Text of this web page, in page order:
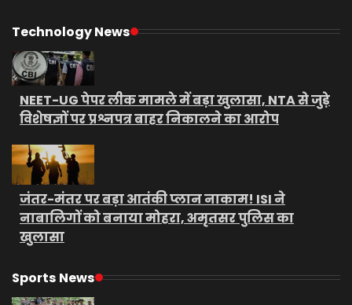
Technology News
NEET-UG पेपर लीक मामले में बड़ा खुलासा, NTA से जुड़े
विशेषज्ञों पर प्रश्नपत्र बाहर निकालने का आरोप
जंतर-मंतर पर बड़ा आतंकी प्लान नाकाम! ISI ने
नाबालिगों को बनाया मोहरा, अमृतसर पुलिस का
खुलासा
Sports News